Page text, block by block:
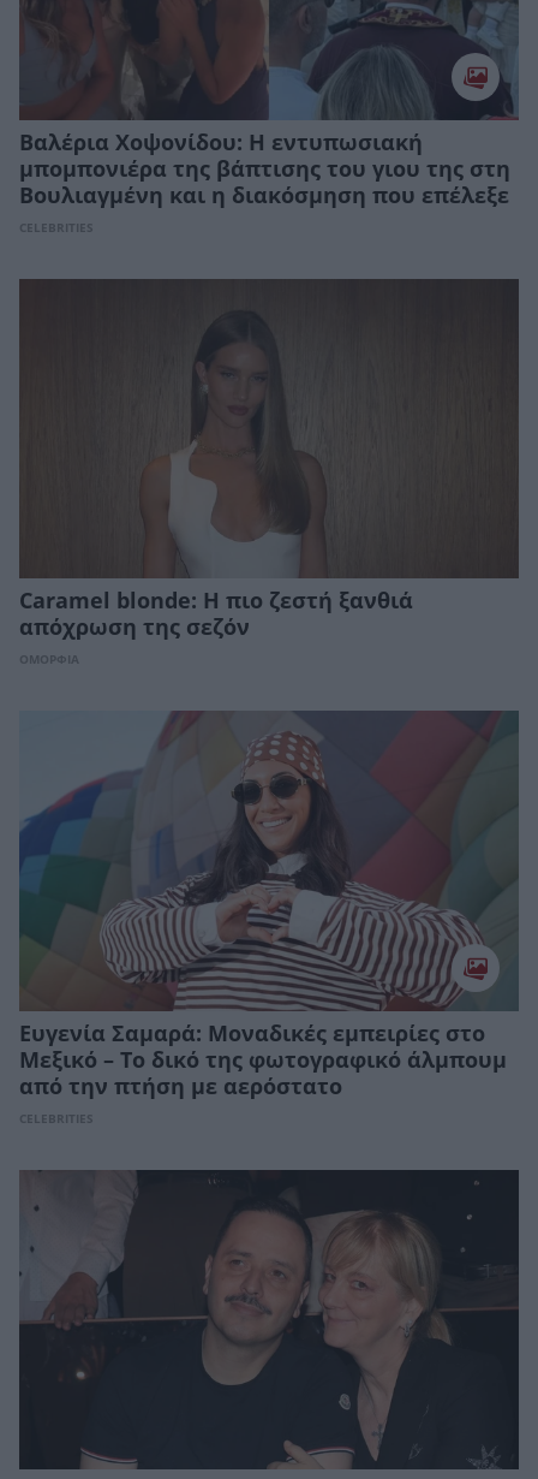
Βαλέρια Χοψονίδου: Η εντυπωσιακή
μπομπονιέρα της βάπτισης του γιου της στη
Βουλιαγμένη και η διακόσμηση που επέλεξε
CELEBRITIES
Caramel blonde: Η πιο ζεστή ξανθιά
απόχρωση της σεζόν
ΟΜΟΡΦΙΑ
Ευγενία Σαμαρά: Μοναδικές εμπειρίες στο
Μεξικό – Το δικό της φωτογραφικό άλμπουμ
από την πτήση με αερόστατο
CELEBRITIES